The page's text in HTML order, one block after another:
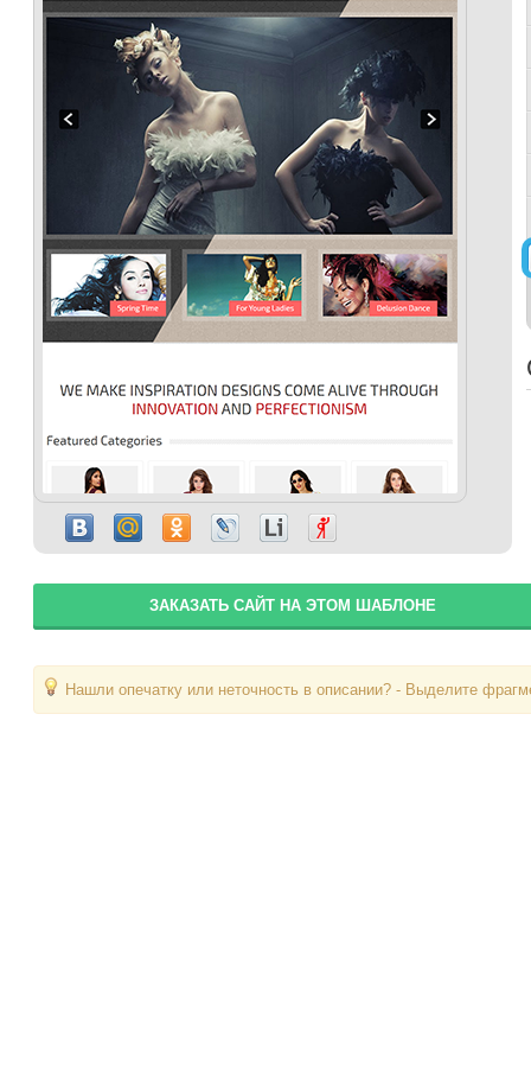
ЗАКАЗАТЬ САЙТ НА ЭТОМ ШАБЛОНЕ
Нашли опечатку или неточность в описании? - Выделите